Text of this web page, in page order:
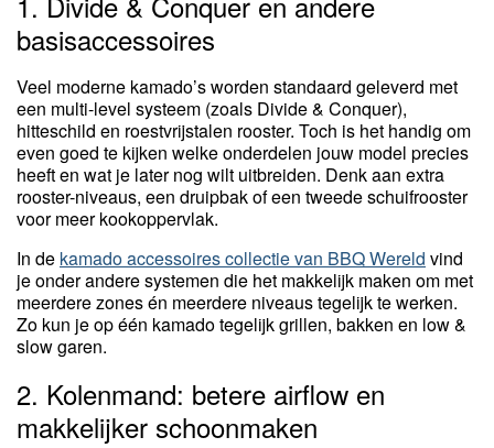
basisaccessoires
Veel moderne kamado’s worden standaard geleverd met
een multi-level systeem (zoals Divide & Conquer),
hitteschild en roestvrijstalen rooster. Toch is het handig om
even goed te kijken welke onderdelen jouw model precies
heeft en wat je later nog wilt uitbreiden. Denk aan extra
rooster-niveaus, een druipbak of een tweede schuifrooster
voor meer kookoppervlak.
In de kamado accessoires collectie van BBQ Wereld vind
je onder andere systemen die het makkelijk maken om met
meerdere zones én meerdere niveaus tegelijk te werken.
Zo kun je op één kamado tegelijk grillen, bakken en low &
slow garen.
2. Kolenmand: betere airflow en
makkelijker schoonmaken